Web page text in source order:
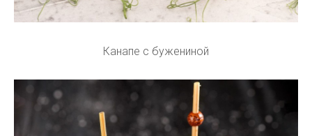
Канапе с бужениной